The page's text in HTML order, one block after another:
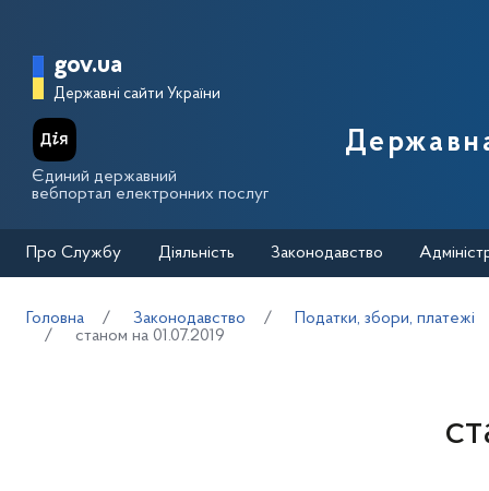
Головна сторінка Державної
gov.ua
Державні сайти України
Єдиний державний
вебпортал електронних послуг
Про Службу Діяльність Законодавство
Головна Законодавство
Податки, збори, платежі
станом на 01.07.2019